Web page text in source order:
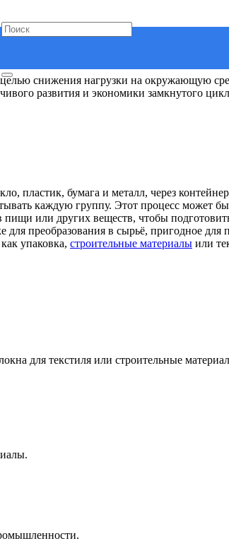
снижения нагрузки на окружающую
развития и экономики замкнутого
пластик, бумага и металл, через
каждую группу. Этот процесс может
пищи или других веществ, чтобы
преобразования в сырьё, пригодное для
упаковка, строительные материалы или
для текстиля или строительные